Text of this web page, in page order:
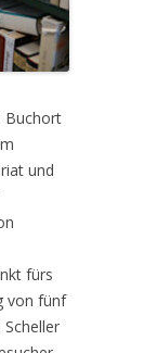
Buchort
und
fürs
von fünf